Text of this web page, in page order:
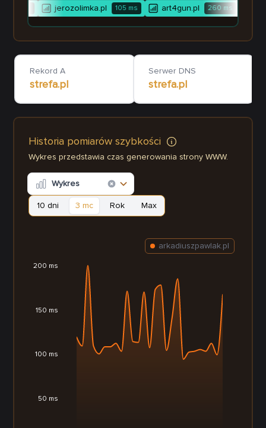
jerozolimka.pl 105ms art4gun.pl 260ms
Rekord A
strefa.pl
Serwer DNS
strefa.pl
Historia pomiarów szybkości
Wykres przedstawia czas generowania strony WWW.
Wykres
10 dni 3 mc Rok Max
50 ms
100 ms
150 ms
200 ms
arkadiuszpawlak.pl